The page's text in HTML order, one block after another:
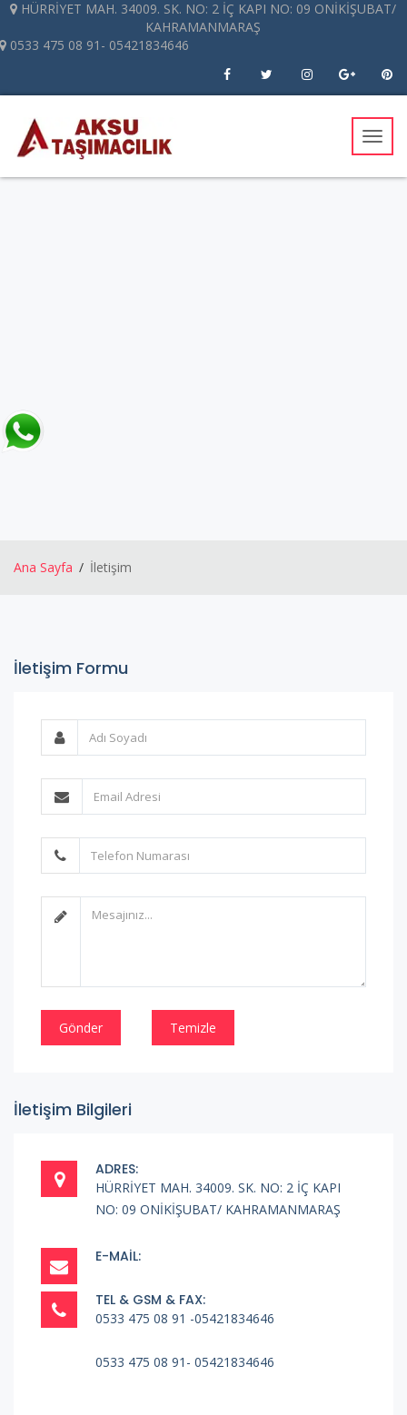
HÜRRİYET MAH. 34009. SK. NO: 2 İÇ KAPI NO: 09 ONİKİŞUBAT/
KAHRAMANMARAŞ
0533 475 08 91- 05421834646
Mobil
Menü
Ana Sayfa İletişim
İletişim Formu
Gönder Temizle
İletişim Bilgileri
ADRES:
HÜRRİYET MAH. 34009. SK. NO: 2 İÇ KAPI
NO: 09 ONİKİŞUBAT/ KAHRAMANMARAŞ
E-MAIL:
TEL & GSM & FAX:
0533 475 08 91 -05421834646
0533 475 08 91- 05421834646